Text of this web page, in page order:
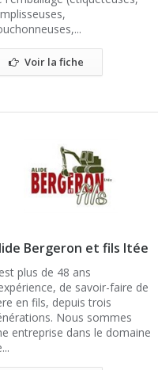
Voir la fiche
Bergeron et fils ltée
plus de 48 ans
de savoir-faire de
en fils, depuis trois
Nous sommes
entreprise dans le domaine